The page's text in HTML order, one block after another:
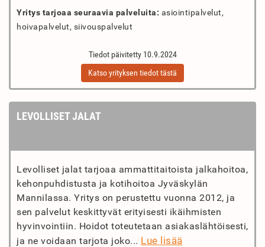
Yritys tarjoaa seuraavia palveluita: asiointipalvelut,
hoivapalvelut, siivouspalvelut
Tiedot päivitetty 10.9.2024
Katso yrityksen tiedot tästä
LEVOLLISET JALAT
Levolliset jalat tarjoaa ammattitaitoista jalkahoitoa,
kehonpuhdistusta ja kotihoitoa Jyväskylän
Mannilassa. Yritys on perustettu vuonna 2012, ja
sen palvelut keskittyvät erityisesti ikäihmisten
hyvinvointiin. Hoidot toteutetaan asiakaslähtöisesti,
ja ne voidaan tarjota joko... Lue lisää